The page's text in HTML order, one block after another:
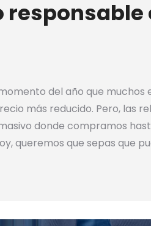
responsable
del año que
más reducido. Pero, las
donde compramos
queremos que sepas que